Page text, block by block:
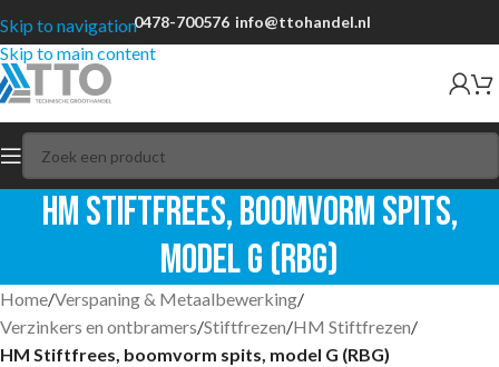
Skip to navigation
Skip to main content
0478-700576 info@ttohandel.nl
HM Stiftfrees, boomvorm spits,
model G (RBG)
Home/Verspaning & Metaalbewerking/
Verzinkers en ontbramers/Stiftfrezen/HM Stiftfrezen/
HM Stiftfrees, boomvorm spits, model G (RBG)